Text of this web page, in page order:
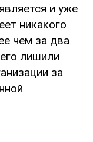
и уже
никакого
чем за два
лишили
за